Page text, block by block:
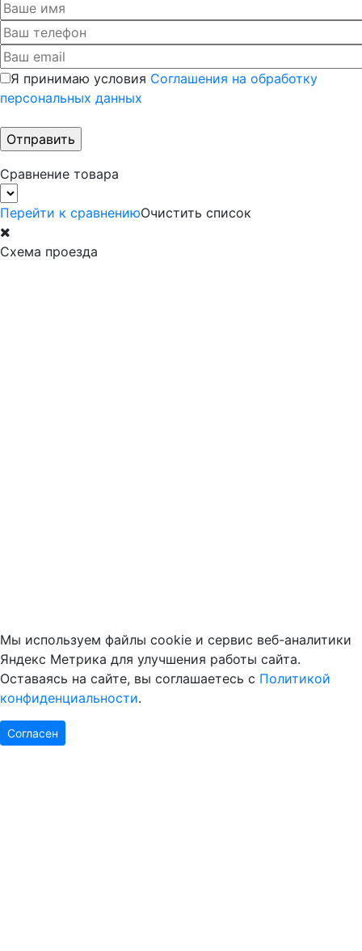
Я принимаю условия Соглашения на обработку
персональных данных
Сравнение товара
Перейти к сравнениюОчистить список
Схема проезда
Мы используем файлы cookie и сервис веб-аналитики
Яндекс Метрика для улучшения работы сайта.
Оставаясь на сайте, вы соглашаетесь с Политикой
конфиденциальности.
Согласен